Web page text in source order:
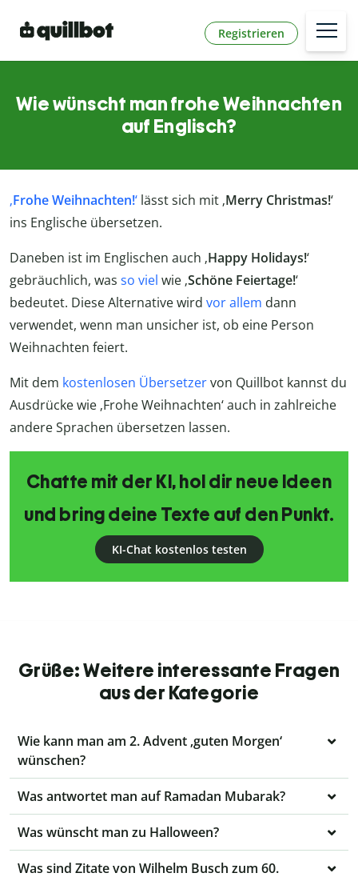
Registrieren
Wie wünscht man frohe Weihnachten
auf Englisch?
‚Frohe Weihnachten!‘ lässt sich mit ‚Merry Christmas!‘
ins Englische übersetzen.
Daneben ist im Englischen auch ‚Happy Holidays!‘
gebräuchlich, was so viel wie ‚Schöne Feiertage!‘
bedeutet. Diese Alternative wird vor allem dann
verwendet, wenn man unsicher ist, ob eine Person
Weihnachten feiert.
Mit dem kostenlosen Übersetzervon Quillbot kannst du
Ausdrücke wie ‚Frohe Weihnachten‘ auch in zahlreiche
andere Sprachen übersetzen lassen.
Chatte mit der KI, hol dir neue Ideen
und bring deine Texte auf den Punkt.
KI-Chat kostenlos testen
Grüße: Weitere interessante Fragen
aus der Kategorie
Wie kann man am 2. Advent ‚guten Morgen‘
wünschen?
Was antwortet man auf Ramadan Mubarak?
Was wünscht man zu Halloween?
Was sind Zitate von Wilhelm Busch zum 60.